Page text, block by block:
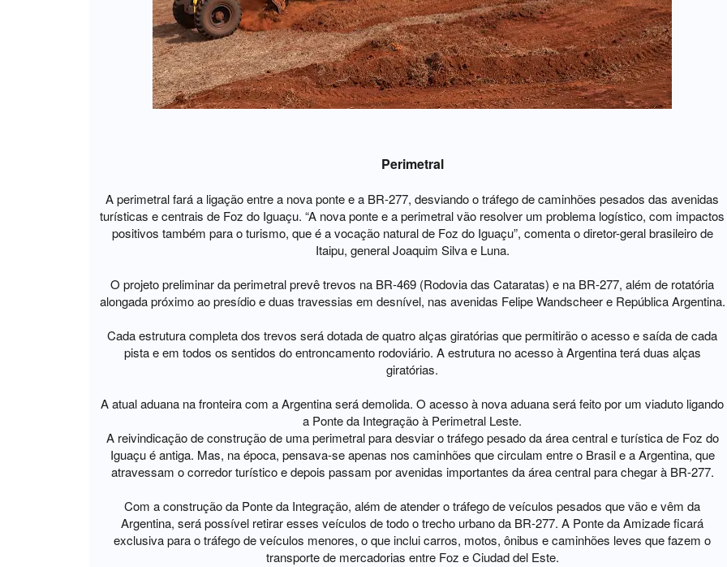
Perimetral
A perimetral fará a ligação entre a nova ponte e a BR-277, desviando o tráfego de caminhões pesados das avenidas
turísticas e centrais de Foz do Iguaçu. “A nova ponte e a perimetral vão resolver um problema logístico, com impactos
positivos também para o turismo, que é a vocação natural de Foz do Iguaçu”, comenta o diretor-geral brasileiro de
Itaipu, general Joaquim Silva e Luna.
O projeto preliminar da perimetral prevê trevos na BR-469 (Rodovia das Cataratas) e na BR-277, além de rotatória
alongada próximo ao presídio e duas travessias em desnível, nas avenidas Felipe Wandscheer e República Argentina.
Cada estrutura completa dos trevos será dotada de quatro alças giratórias que permitirão o acesso e saída de cada
pista e em todos os sentidos do entroncamento rodoviário. A estrutura no acesso à Argentina terá duas alças
giratórias.
A atual aduana na fronteira com a Argentina será demolida. O acesso à nova aduana será feito por um viaduto ligando
a Ponte da Integração à Perimetral Leste.
A reivindicação de construção de uma perimetral para desviar o tráfego pesado da área central e turística de Foz do
Iguaçu é antiga. Mas, na época, pensava-se apenas nos caminhões que circulam entre o Brasil e a Argentina, que
atravessam o corredor turístico e depois passam por avenidas importantes da área central para chegar à BR-277.
Com a construção da Ponte da Integração, além de atender o tráfego de veículos pesados que vão e vêm da
Argentina, será possível retirar esses veículos de todo o trecho urbano da BR-277. A Ponte da Amizade ficará
exclusiva para o tráfego de veículos menores, o que inclui carros, motos, ônibus e caminhões leves que fazem o
transporte de mercadorias entre Foz e Ciudad del Este.